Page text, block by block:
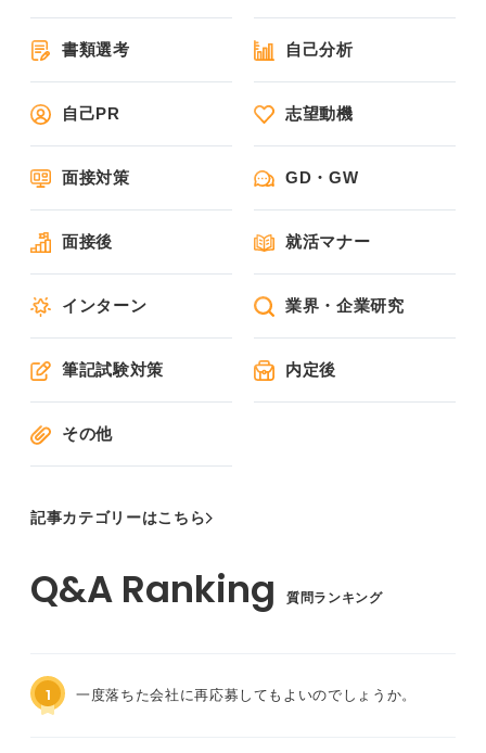
書類選考 自己分析
自己PR 志望動機
面接対策 GD・GW
面接後 就活マナー
インターン 業界・企業研究
筆記試験対策 内定後
その他
記事カテゴリーはこちら
質問ランキング
1 一度落ちた会社に再応募してもよいのでしょうか。